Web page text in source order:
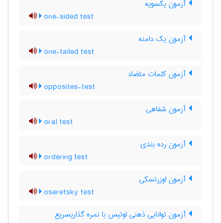
آزمون یکسویه
one-sided test
آزمون یک دامنه
one-tailed test
آزمون کلمات متضاد
opposites-test
آزمون شفاهی
oral test
آزمون رده بندی
ordering test
آزمون اوزرتسکی
oseretsky test
آزمون توانایی ذهنی اوتیس با نمره گذاریسریع